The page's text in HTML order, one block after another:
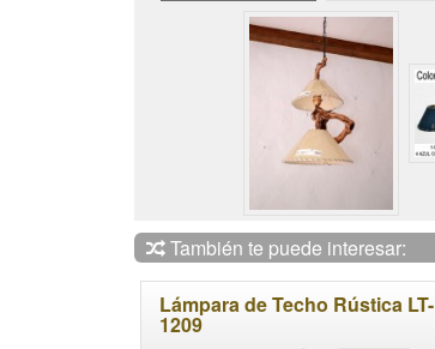
También te puede interesar:
Lámpara de Techo Rústica LT-
1209